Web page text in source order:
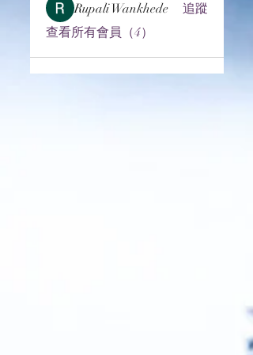
Rupali Wankhede
追蹤
查看所有會員（4）